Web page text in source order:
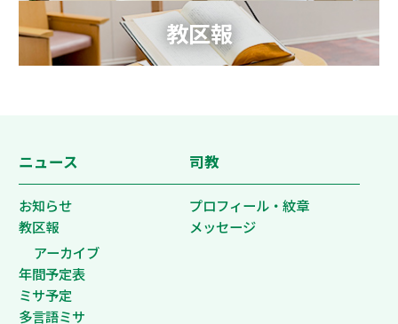
教区報
ニュース
お知らせ
教区報
アーカイブ
年間予定表
ミサ予定
多言語ミサ
司教
プロフィール・紋章
メッセージ